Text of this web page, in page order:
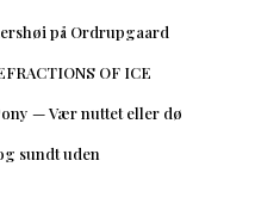
på Ordrupgaard
OF ICE
— Vær nuttet eller dø
sundt uden